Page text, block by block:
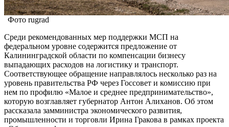
Фото rugrad
Среди рекомендованных мер поддержки МСП на
федеральном уровне содержится предложение от
Калининградской области по компенсации бизнесу
выпадающих расходов на логистику и транспорт.
Соответствующее обращение направлялось несколько раз на
уровень правительства РФ через Госсовет и комиссию при
нем по профилю «Малое и среднее предпринимательство»,
которую возглавляет губернатор Антон Алиханов. Об этом
рассказала замминистра экономического развития,
промышленности и торговли Ирина Гракова в рамках проекта